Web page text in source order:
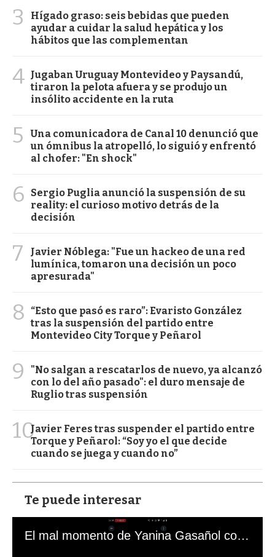
3
Hígado graso: seis bebidas que pueden
ayudar a cuidar la salud hepática y los
hábitos que las complementan
4 Jugaban Uruguay Montevideo y Paysandú,
tiraron la pelota afuera y se produjo un
insólito accidente en la ruta
5
Una comunicadora de Canal 10 denunció que
un ómnibus la atropelló, lo siguió y enfrentó
al chofer: "En shock"
6
Sergio Puglia anunció la suspensión de su
reality: el curioso motivo detrás de la
decisión
7
Javier Nóblega: "Fue un hackeo de una red
lumínica, tomaron una decisión un poco
apresurada"
8
“Esto que pasó es raro”: Evaristo González
tras la suspensión del partido entre
Montevideo City Torque y Peñarol
9
"No salgan a rescatarlos de nuevo, ya alcanzó
con lo del año pasado": el duro mensaje de
Ruglio tras suspensión
10Javier Feres tras suspender el partido entre
Torque y Peñarol: “Soy yo el que decide
cuando se juega y cuando no”
Te puede interesar
El mal momento de Yanina Gasañol con un hincha argentino en "Subrayado"